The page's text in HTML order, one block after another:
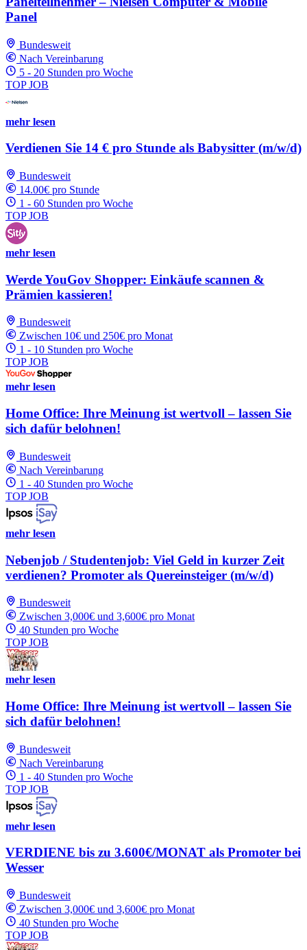
Panel
Bundesweit
Nach Vereinbarung
5 - 20 Stunden pro Woche
TOP JOB
mehr lesen
Verdienen Sie 14 € pro Stunde als Babysitter (m/w/d)
Bundesweit
14.00€ pro Stunde
1 - 60 Stunden pro Woche
TOP JOB
mehr lesen
Werde YouGov Shopper: Einkäufe scannen &
Prämien kassieren!
Bundesweit
Zwischen 10€ und 250€ pro Monat
1 - 10 Stunden pro Woche
TOP JOB
mehr lesen
Home Office: Ihre Meinung ist wertvoll – lassen Sie
sich dafür belohnen!
Bundesweit
Nach Vereinbarung
1 - 40 Stunden pro Woche
TOP JOB
mehr lesen
Nebenjob / Studentenjob: Viel Geld in kurzer Zeit
verdienen? Promoter als Quereinsteiger (m/w/d)
Bundesweit
Zwischen 3,000€ und 3,600€ pro Monat
40 Stunden pro Woche
TOP JOB
mehr lesen
Home Office: Ihre Meinung ist wertvoll – lassen Sie
sich dafür belohnen!
Bundesweit
Nach Vereinbarung
1 - 40 Stunden pro Woche
TOP JOB
mehr lesen
VERDIENE bis zu 3.600€/MONAT als Promoter bei
Wesser
Bundesweit
Zwischen 3,000€ und 3,600€ pro Monat
40 Stunden pro Woche
TOP JOB